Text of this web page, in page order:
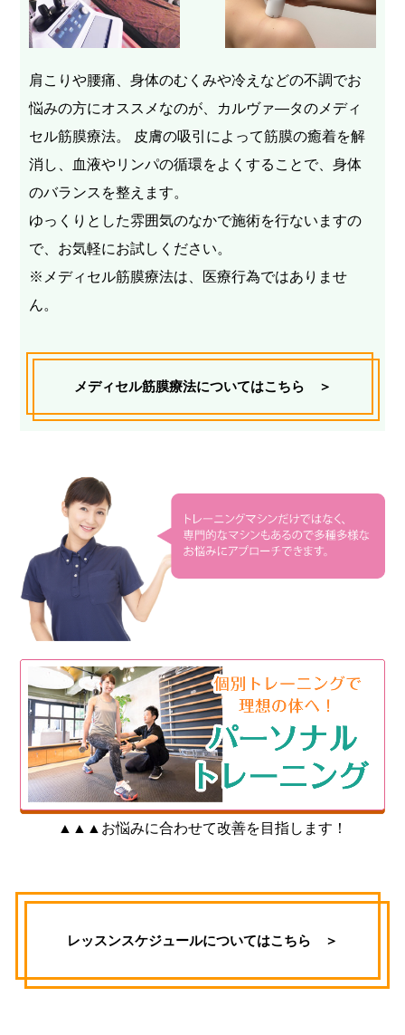
肩こりや腰痛、身体のむくみや冷えなどの不調でお
悩みの方にオススメなのが、カルヴァ―タのメディ
セル筋膜療法。
皮膚の吸引によって筋膜の癒着を解
消し、血液やリンパの循環をよくすることで、身体
のバランスを整えます。
ゆっくりとした雰囲気のなかで施術を行ないますの
で、お気軽にお試しください。
※メディセル筋膜療法は、医療行為ではありませ
ん。
メディセル筋膜療法についてはこちら ＞
▲▲▲お悩みに合わせて改善を目指します！
レッスンスケジュールについてはこちら ＞